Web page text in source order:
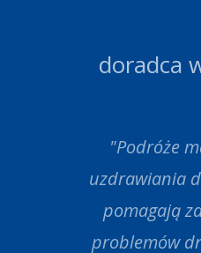
doradca
"Podróże
uzdrawiania
pomagają
problemów